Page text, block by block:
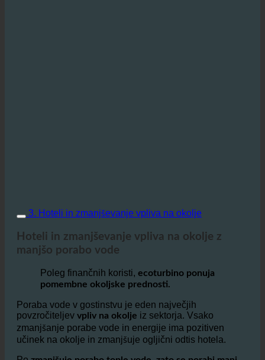
3. Hoteli in zmanjševanje vpliva na okolje
manjšo porabo vode
Poleg finančnih koristi, ecoturbino ponuja
pomembne okoljske prednosti.
Poraba vode v gostinstvu je eden največjih
povzročiteljevvpliv na okoljeiz sektorja. Vsako
zmanjšanje porabe vode in energije ima pozitiven